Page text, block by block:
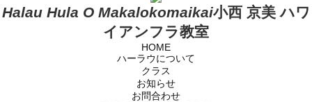
Halau Hula O Makalokomaikai小西 京美 ハワ
イアンフラ教室
HOME
ハーラウについて
クラス
お知らせ
お問合わせ